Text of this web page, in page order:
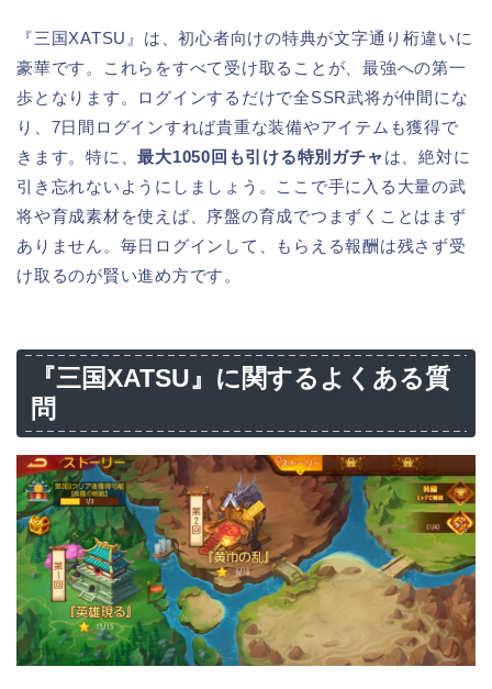
『三国XATSU』は、初心者向けの特典が文字通り桁違いに
豪華です。これらをすべて受け取ることが、最強への第一
歩となります。ログインするだけで全SSR武将が仲間にな
り、7日間ログインすれば貴重な装備やアイテムも獲得で
きます。特に、最大1050回も引ける特別ガチャ は、絶対に
引き忘れないようにしましょう。ここで手に入る大量の武
将や育成素材を使えば、序盤の育成でつまずくことはまず
ありません。毎日ログインして、もらえる報酬は残さず受
け取るのが賢い進め方です。
『三国XATSU』に関するよくある質
問